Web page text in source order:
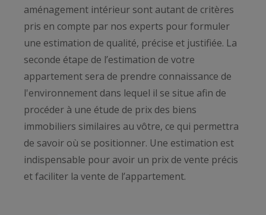
aménagement intérieur sont autant de critères
pris en compte par nos experts pour formuler
une estimation de qualité, précise et justifiée. La
seconde étape de l’estimation de votre
appartement sera de prendre connaissance de
l'environnement dans lequel il se situe afin de
procéder à une étude de prix des biens
immobiliers similaires au vôtre, ce qui permettra
de savoir où se positionner. Une estimation est
indispensable pour avoir un prix de vente précis
et faciliter la vente de l’appartement.